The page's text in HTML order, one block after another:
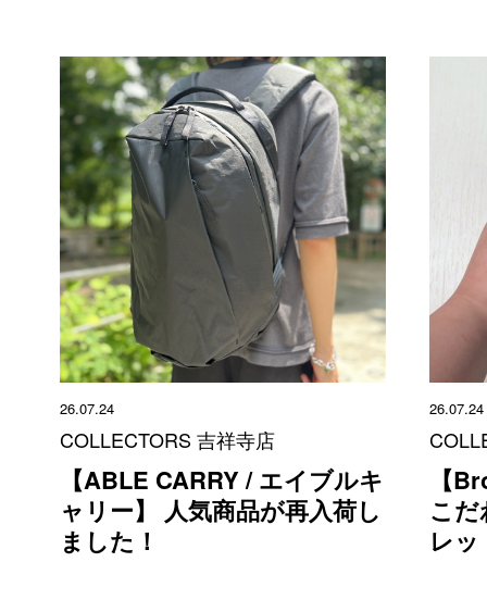
26.07.24
COLLECTORS 吉祥寺店
【ABLE CARRY / エイブルキ
ャリー】 人気商品が再入荷し
ました！
26.07.24
【
こ
レ